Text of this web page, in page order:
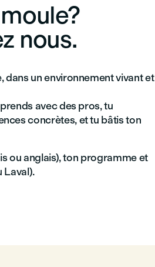
nous.
dans un environnement vivant et
avec des pros, tu
concrètes, et tu bâtis ton
ou anglais), ton programme et
Laval).